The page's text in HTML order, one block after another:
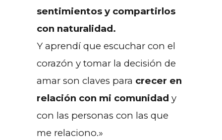
sentimientos y compartirlos
con naturalidad.
Y aprendí que escuchar con el
corazón y tomar la decisión de
amar son claves para crecer en
relación con mi comunidad y
con las personas con las que
me relaciono.»